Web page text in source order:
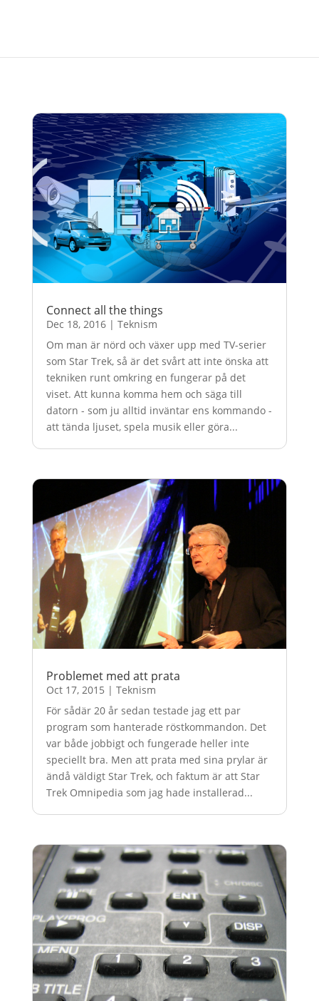
Connect all the things
Dec 18, 2016| Teknism
Om man är nörd och växer upp med TV-serier
som Star Trek, så är det svårt att inte önska att
tekniken runt omkring en fungerar på det
viset. Att kunna komma hem och säga till
datorn - som ju alltid inväntar ens kommando -
att tända ljuset, spela musik eller göra...
Problemet med att prata
Oct 17, 2015 | Teknism
För sådär 20 år sedan testade jag ett par
program som hanterade röstkommandon. Det
var både jobbigt och fungerade heller inte
speciellt bra. Men att prata med sina prylar är
ändå väldigt Star Trek, och faktum är att Star
Trek Omnipedia som jag hade installerad...